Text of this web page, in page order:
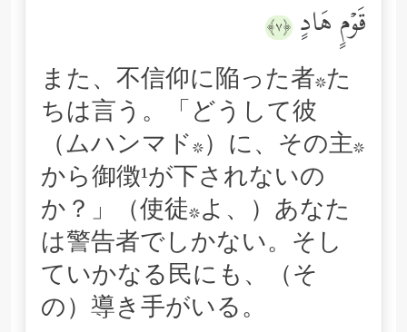
قَوۡمٍ هَادٍ ﴿٧﴾
また、不信仰に陥った者*た
ちは言う。「どうして彼
（ムハンマド*）に、その主*
から御徴¹が下されないの
か？」（使徒*よ、）あなた
は警告者でしかない。そし
ていかなる民にも、（そ
の）導き手がいる。